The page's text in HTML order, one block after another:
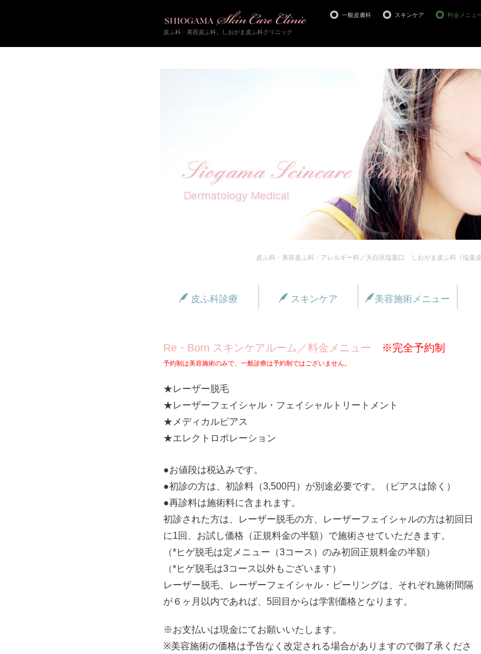
皮ふ科・美容皮ふ科。しおがま皮ふ科クリニック
一般皮膚科 スキンケア 料金メニュ
皮ふ科・美容皮ふ科・アレルギー科／天白区塩釜口 しおがま皮ふ科（塩釜
皮ふ科診療 スキンケア 美容施術メニュー
Re・Born スキンケアルーム／料金メニュー ※完全予約制
予約制は美容施術のみで、一般診療は予約制ではございません。
★レーザー脱毛
★レーザーフェイシャル・フェイシャルトリートメント
★メディカルピアス
★エレクトロポレーション
●お値段は税込みです。
●初診の方は、初診料（3,500円）が別途必要です。（ピアスは除く）
●再診料は施術料に含まれます。
初診された方は、レーザー脱毛の方、レーザーフェイシャルの方は初回日
に1回、お試し価格（正規料金の半額）で施術させていただきます。
（*ヒゲ脱毛は定メニュー（3コース）のみ初回正規料金の半額）
（*ヒゲ脱毛は3コース以外もございます）
レーザー脱毛、レーザーフェイシャル・ピーリングは、それぞれ施術間隔
が６ヶ月以内であれば、5回目からは学割価格となります。
※お支払いは現金にてお願いいたします。
※美容施術の価格は予告なく改定される場合がありますので御了承くださ